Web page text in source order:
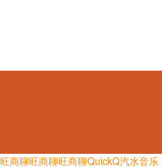
旺商聊旺商聊旺商聊QuickQ汽水音乐